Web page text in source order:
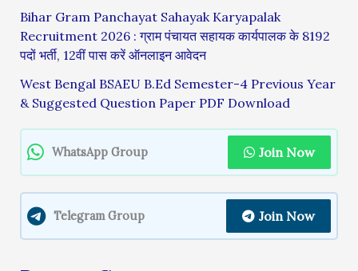
Bihar Gram Panchayat Sahayak Karyapalak
Recruitment 2026 : ग्राम पंचायत सहायक कार्यपालक के 8192
पदों भर्ती, 12वीं पास करें ऑनलाइन आवेदन
West Bengal BSAEU B.Ed Semester-4 Previous Year
& Suggested Question Paper PDF Download
WhatsApp Group Join Now
Telegram Group Join Now